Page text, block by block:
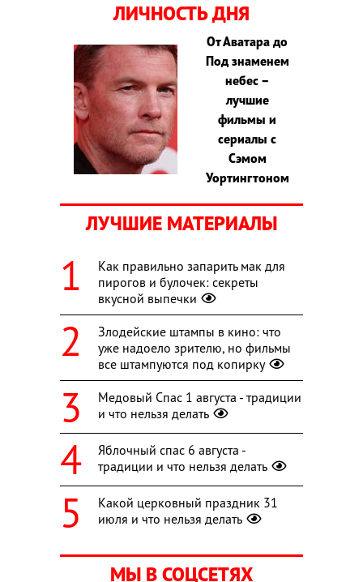
ЛИЧНОСТЬ ДНЯ
От Аватара до
Под знаменем
небес –
лучшие
фильмы и
сериалы с
Сэмом
Уортингтоном
ЛУЧШИЕ МАТЕРИАЛЫ
Как правильно запарить мак для
пирогов и булочек: секреты
вкусной выпечки
Злодейские штампы в кино: что
уже надоело зрителю, но фильмы
все штампуются под копирку
Медовый Спас 1 августа - традиции
и что нельзя делать
Яблочный спас 6 августа -
традиции и что нельзя делать
Какой церковный праздник 31
июля и что нельзя делать
МЫ В СОЦСЕТЯХ